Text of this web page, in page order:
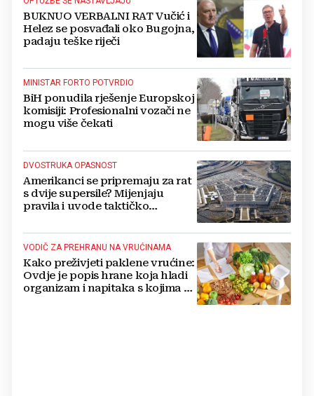
BUKNUO VERBALNI RAT Vučić i
Helez se posvađali oko Bugojna,
padaju teške riječi
MINISTAR FORTO POTVRDIO
BiH ponudila rješenje Europskoj
komisiji: Profesionalni vozači ne
mogu više čekati
DVOSTRUKA OPASNOST
Amerikanci se pripremaju za rat
s dvije supersile? Mijenjaju
pravila i uvode taktičko
VODIČ ZA PREHRANU NA VRUĆINAMA
Kako preživjeti paklene vrućine:
Ovdje je popis hrane koja hladi
organizam i napitaka s kojima si